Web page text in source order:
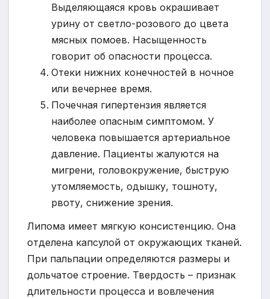
Выделяющаяся кровь окрашивает
урину от светло-розового до цвета
мясных помоев. Насыщенность
говорит об опасности процесса.
Отеки нижних конечностей в ночное
или вечернее время.
Почечная гипертензия является
наиболее опасным симптомом. У
человека повышается артериальное
давление. Пациенты жалуются на
мигрени, головокружение, быструю
утомляемость, одышку, тошноту,
рвоту, снижение зрения.
Липома имеет мягкую консистенцию. Она
отделена капсулой от окружающих тканей.
При пальпации определяются размеры и
дольчатое строение. Твердость – признак
длительности процесса и вовлечения